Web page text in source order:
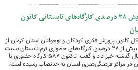
افزایش ۲۸ درصدی کارگاه‌های تابستانی کانون
کانون پرورش فکری کودکان و نوجوانان استان کرمان از
رشد بیش از ۲۸ درصدی کارگاه‌های حضوری ترم تابستان نسبت
به سال گذشته خبر داد و گفت: تاکنون ۵۸۸ کارگاه حضوری با